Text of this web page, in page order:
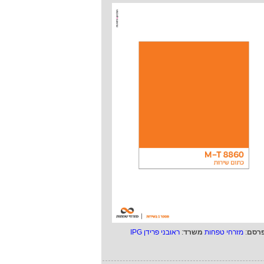
: מזרחי טפחות משרד: ראובני פרידן IPG